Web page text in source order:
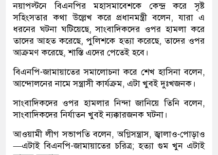
নয়াপল্টনে বিএনপির মহাসমাবেশকে কেন্দ্র করে সৃষ্ট
সহিংসতার কথা উল্লেখ করে প্রধানমন্ত্রী বলেন, যারা এ
ধরনের ঘটনা ঘটিয়েছে, সাংবাদিকদের ওপর হামলা করে
তাদের আহত করেছে, পুলিশকে হত্যা করেছে, তাদের ওপর
আক্রমণ করেছে, শাস্তি এদের পেতেই হবে।
বিএনপি-জামায়াতের সমালোচনা করে শেখ হাসিনা বলেন,
আন্দোলনের নামে সন্ত্রাসী কার্যক্রম, এটা খুবই দুঃখজনক।
সাংবাদিকদের ওপর হামলার নিন্দা জানিয়ে তিনি বলেন,
সাংবাদিকদের নির্যাতন খুবই ন্যক্কারজনক ঘটনা।
আওয়ামী লীগ সভাপতি বলেন, অগ্নিসন্ত্রাস, জ্বালাও-পোড়াও
—এটাই বিএনপি-জামায়াতের চরিত্র; হত্যা গুম খুন এটাই